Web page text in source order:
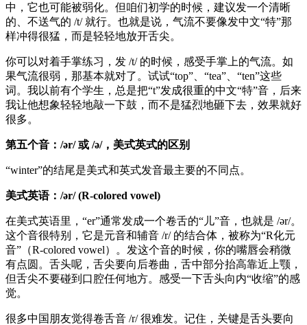
中，它也可能被弱化。但咱们初学的时候，建议发一个清晰
的、不送气的 /t/ 就行。也就是说，气流不要像发中文“特”那
样冲得很猛，而是轻轻地放开舌尖。
你可以对着手掌练习，发 /t/ 的时候，感受手掌上的气流。如
果气流很弱，那基本就对了。试试“top”、“tea”、“ten”这些
词。我以前有个学生，总是把“t”发成很重的中文“特”音，后来
我让他想象轻轻地敲一下鼓，而不是猛烈地砸下去，效果就好
很多。
第五个音：/ər/ 或 /ə/，美式英式的区别
“winter”的结尾是美式和英式发音最主要的不同点。
美式英语：/ər/ (R-colored vowel)
在美式英语里，“er”通常发成一个卷舌的“儿”音，也就是 /ər/。
这个音很特别，它是元音和辅音 /r/ 的结合体，被称为“R化元
音”（R-colored vowel）。发这个音的时候，你的嘴唇会稍微
有点圆。舌头呢，舌尖要向后卷曲，舌中部分抬高靠近上颚，
但舌尖不要碰到口腔任何地方。感受一下舌头向内“收缩”的感
觉。
很多中国朋友觉得卷舌音 /r/ 很难发。记住，关键是舌头要向